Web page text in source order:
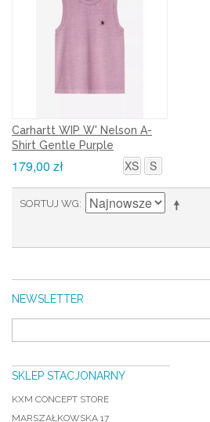
Carhartt WIP W' Nelson A-
Shirt Gentle Purple
XS S
179,00 zł
SORTUJ WG
NEWSLETTER
SKLEP STACJONARNY
KXM CONCEPT STORE
MARSZAŁKOWSKA 17